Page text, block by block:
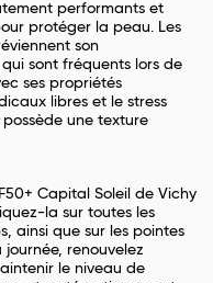
performants et
protéger la peau. Les
son
sont fréquents lors de
ses propriétés
libres et le stress
une texture
Capital Soleil de Vichy
la sur toutes les
ainsi que sur les pointes
journée, renouvelez
le niveau de